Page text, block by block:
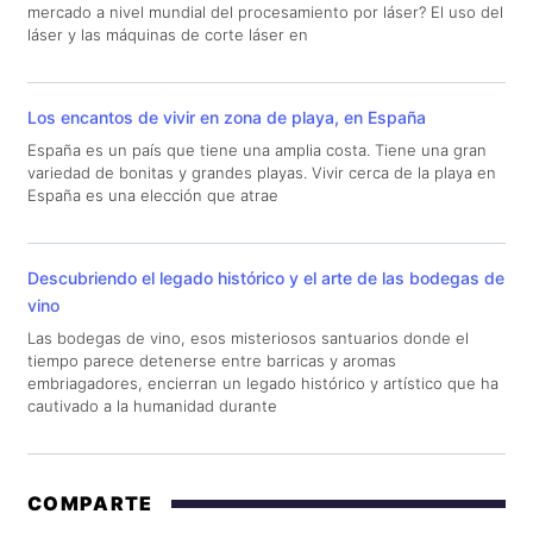
mercado a nivel mundial del procesamiento por láser? El uso del
láser y las máquinas de corte láser en
Los encantos de vivir en zona de playa, en España
España es un país que tiene una amplia costa. Tiene una gran
variedad de bonitas y grandes playas. Vivir cerca de la playa en
España es una elección que atrae
Descubriendo el legado histórico y el arte de las bodegas de
vino
Las bodegas de vino, esos misteriosos santuarios donde el
tiempo parece detenerse entre barricas y aromas
embriagadores, encierran un legado histórico y artístico que ha
cautivado a la humanidad durante
COMPARTE